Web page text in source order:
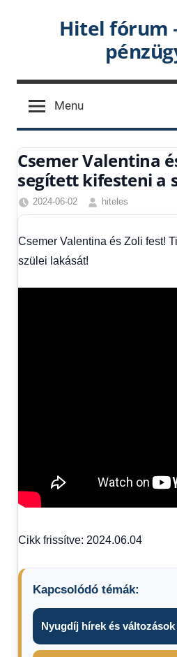
Hitel fórum
Menu
Csemer Valentina
segített kifesteni a
2024-06-02
hiteles
Csemer
Friss
Csemer Valentina és Zoli fest!
szülei lakását!
Cikk frissítve: 2024.06.04
Kapcsolódó témák:
Nyugdíj hírek és változások